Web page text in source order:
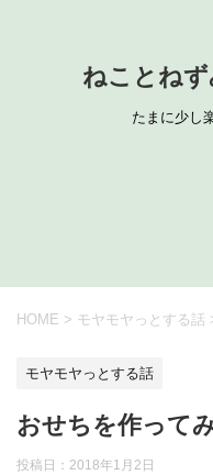
ねことね
たまに少し
HOME > モヤモヤっとする話
モヤモヤっとする話
おせちを作って
投稿日： 2018年1月2日